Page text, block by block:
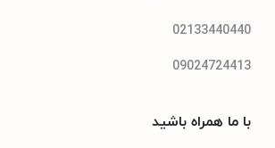
02133440440
09024724413
با ما همراه باشید